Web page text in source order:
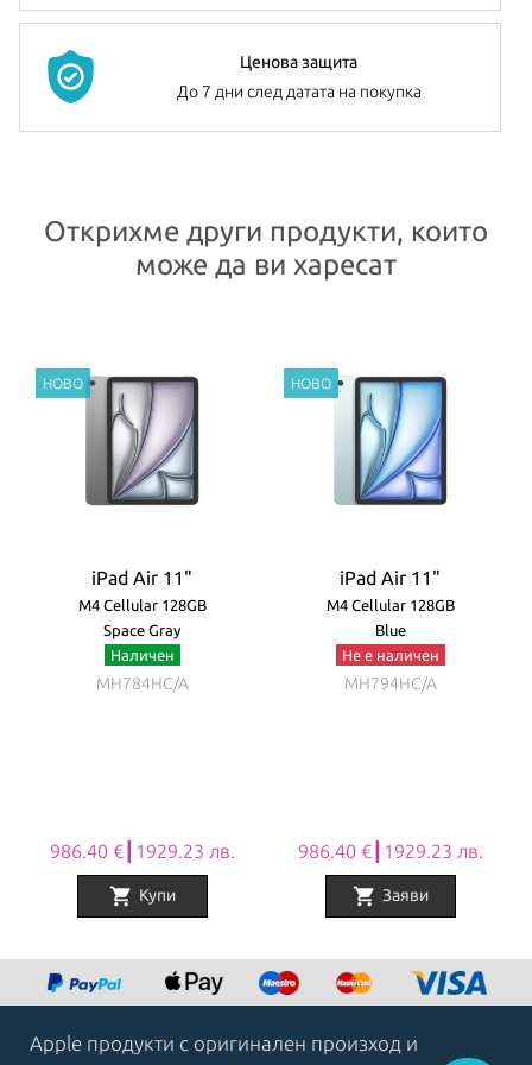
И двете камери са 12-мегапикселови Ultra-Wide и правят
зашеметяващи снимки и 4K видео, които да споделите с близки
Батерията му издържа до 10 часа сърфиране в интернет,
гледане на филми или слушане на музика. Таблетът се предлага
Всички Apple продукти предлагани отNovMak.comимат
стандартна международна гаранция и подлежат на гаранционно
обслужване от Apple Authorized Service Provider (официални
сервизни центрове на Apple).
Ценова защита
До 7 дни след датата на покупка
Открихме други продукти, които
може да ви харесат
iPad Air 11"
M4 Cellular 128GB
Space Gray
Наличен
MH784HC/A
986.40 €┃1929.23 лв.
shopping_cart Купи
iPad Air 11"
M4 Cellular 128GB
Blue
Не е наличен
MH794HC/A
986.40 €┃1929.23 лв.
shopping_cart Заяви
8
Apple продукти с оригинален произход и